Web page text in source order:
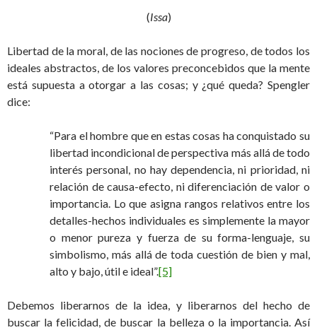
(Issa)
Libertad de la moral, de las nociones de progreso, de todos los
ideales abstractos, de los valores preconcebidos que la mente
está supuesta a otorgar a las cosas; y ¿qué queda? Spengler
dice:
“Para el hombre que en estas cosas ha conquistado su
libertad incondicional de perspectiva más allá de todo
interés personal, no hay dependencia, ni prioridad, ni
relación de causa-efecto, ni diferenciación de valor o
importancia. Lo que asigna rangos relativos entre los
detalles-hechos individuales es simplemente la mayor
o menor pureza y fuerza de su forma-lenguaje, su
simbolismo, más allá de toda cuestión de bien y mal,
alto y bajo, útil e ideal”.[5]
Debemos liberarnos de la idea, y liberarnos del hecho de
buscar la felicidad, de buscar la belleza o la importancia. Así